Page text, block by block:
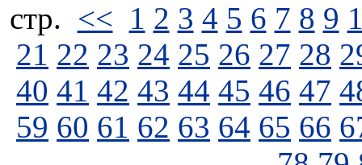
стp. << 1 2 3 4 5 6 7 8 9
21 22 23 24 25 26 27 28
40 41 42 43 44 45 46 47
59 60 61 62 63 64 65 66